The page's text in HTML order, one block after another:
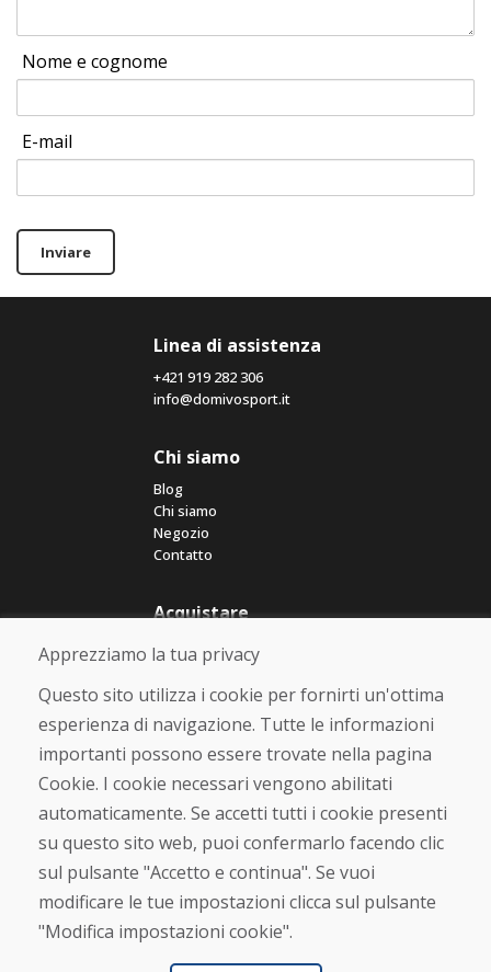
Nome e cognome
E-mail
Inviare
Linea di assistenza
+421 919 282 306
info@domivosport.it
Chi siamo
Blog
Chi siamo
Negozio
Contatto
Acquistare
Negozio online
Termini e condizioni commerciali
Spedizione e pagamento
Reso e cambio merce
Protezione dei dati personali
Cookies
Verificato dai clienti
★★★★★
Apprezziamo la tua privacy
Questo sito utilizza i cookie per fornirti un'ottima
esperienza di navigazione. Tutte le informazioni
importanti possono essere trovate nella pagina
Cookie. I cookie necessari vengono abilitati
automaticamente. Se accetti tutti i cookie presenti
su questo sito web, puoi confermarlo facendo clic
sul pulsante "Accetto e continua". Se vuoi
modificare le tue impostazioni clicca sul pulsante
"Modifica impostazioni cookie".